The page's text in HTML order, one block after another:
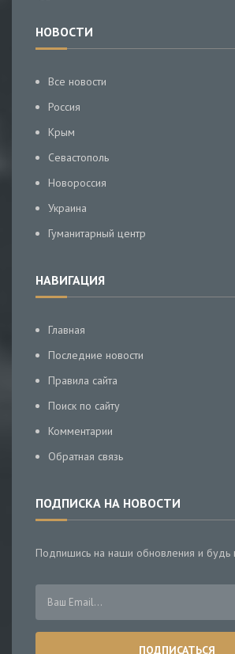
НОВОСТИ
Все новости
Россия
Крым
Севастополь
Новороссия
Украина
Гуманитарный центр
НАВИГАЦИЯ
Главная
Последние новости
Правила сайта
Поиск по сайту
Комментарии
Обратная связь
ПОДПИСКА НА НОВОСТИ
Подпишись на наши обновления и будь